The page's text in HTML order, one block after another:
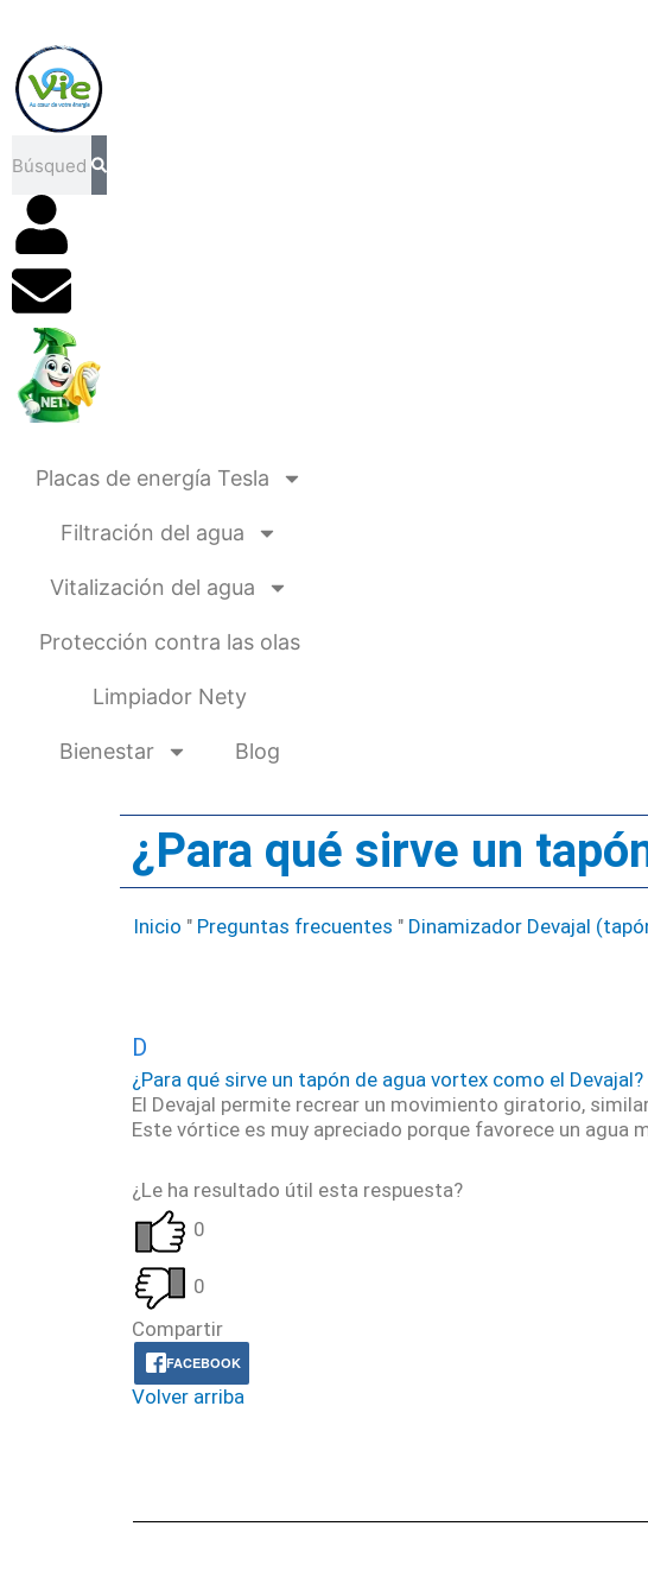
en
Placas de energía Tesla
Filtración del agua
Vitalización del agua
Protección contra las olas
Limpiador Nety
Bienestar Blog
¿Para qué sirve un
Inicio " Preguntas frecuentes " Dinamizador Devajal
D
¿Para qué sirve un tapón de agua vortex como el Devajal?
El Devajal permite recrear un movimiento giratorio,
Este vórtice es muy apreciado porque favorece un agua
¿Le ha resultado útil esta respuesta?
0
0
Compartir
FACEBOOK
Volver arriba